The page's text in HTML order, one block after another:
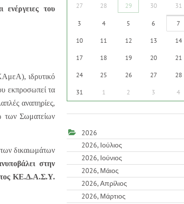
του
ιδρυτικό
εκπροσωπεί τα
αναπηρίες,
των Σωματείων
δικαιωμάτων
στην
ΚΕ.Δ.Α.Σ.Υ.
27 28 29 30 31
3 4 5 6 7
10 11 12 13 14
17 18 19 20 21
24 25 26 27 28
31 1 2 3 4
2026
2026, Ιούλιος
2026, Ιούνιος
2026, Μάιος
2026, Απρίλιος
2026, Μάρτιος